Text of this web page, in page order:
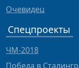
Очевидец
Спецпроекты
ЧМ-2018
Победа в